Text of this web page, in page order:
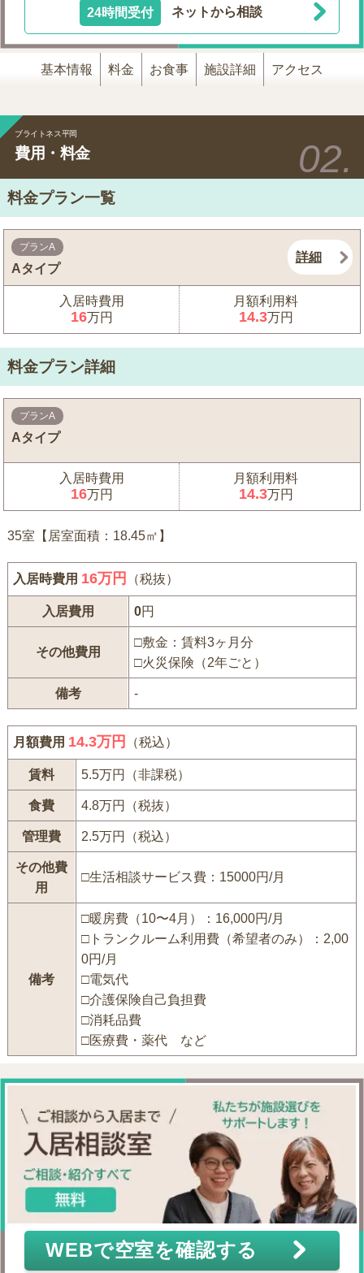
24時間受付 ネットから相談
基本情報 料金 お食事 施設詳細 アクセス
ブライトネス平岡
費用・料金
料金プラン一覧
プランA
Aタイプ
詳細
入居時費用
16万円
月額利用料
14.3万円
料金プラン詳細
プランA
Aタイプ
入居時費用
16万円
月額利用料
14.3万円
35室【居室面積：18.45㎡】
入居時費用 16万円 （税抜）
入居費用 0円
その他費用
□敷金：賃料3ヶ月分
□火災保険（2年ごと）
備考 -
月額費用 14.3万円 （税込）
賃料 5.5万円（非課税）
食費 4.8万円（税抜）
管理費 2.5万円（税込）
その他費
用
□生活相談サービス費：15000円/月
備考
□暖房費（10〜4月）：16,000円/月
□トランクルーム利用費（希望者のみ）：2,00
0円/月
□電気代
□介護保険自己負担費
□消耗品費
□医療費・薬代 など
WEBで空室を確認する